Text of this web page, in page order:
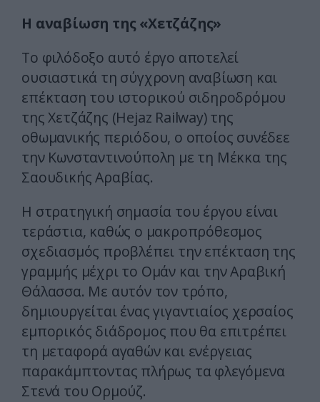
Η αναβίωση της «Χετζάζης»
Το φιλόδοξο αυτό έργο αποτελεί
ουσιαστικά τη σύγχρονη αναβίωση και
επέκταση του ιστορικού σιδηροδρόμου
της Χετζάζης (Hejaz Railway) της
οθωμανικής περιόδου, ο οποίος συνέδεε
την Κωνσταντινούπολη με τη Μέκκα της
Σαουδικής Αραβίας.
Η στρατηγική σημασία του έργου είναι
τεράστια, καθώς ο μακροπρόθεσμος
σχεδιασμός προβλέπει την επέκταση της
γραμμής μέχρι το Ομάν και την Αραβική
Θάλασσα. Με αυτόν τον τρόπο,
δημιουργείται ένας γιγαντιαίος χερσαίος
εμπορικός διάδρομος που θα επιτρέπει
τη μεταφορά αγαθών και ενέργειας
παρακάμπτοντας πλήρως τα φλεγόμενα
Στενά του Ορμούζ.